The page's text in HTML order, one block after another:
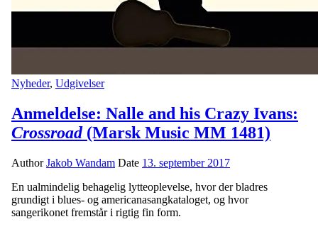
Nyheder, Udgivelser
Anmeldelse: Nalle and his Crazy Ivans:
Crossroad(Marsk Music MM 1481)
AuthorJakob Wandam Date 13. september 2017
En ualmindelig behagelig lytteoplevelse, hvor der bladres
grundigt i blues- og americanasangkataloget, og hvor
sangerikonet fremstår i rigtig fin form.